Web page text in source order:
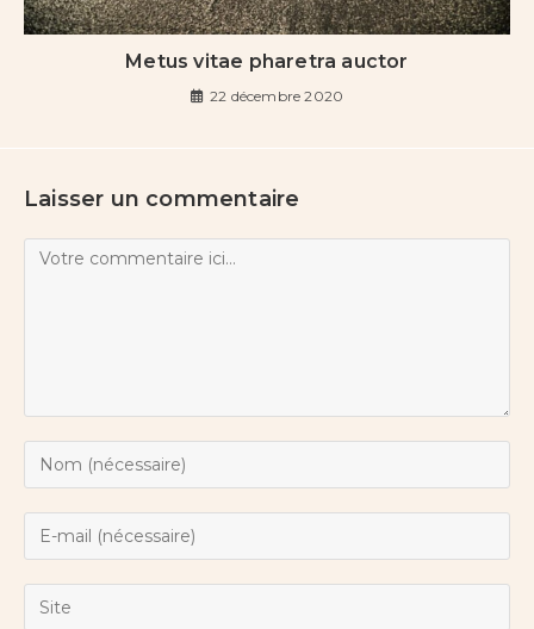
Metus vitae pharetra auctor
22 décembre 2020
Laisser un commentaire